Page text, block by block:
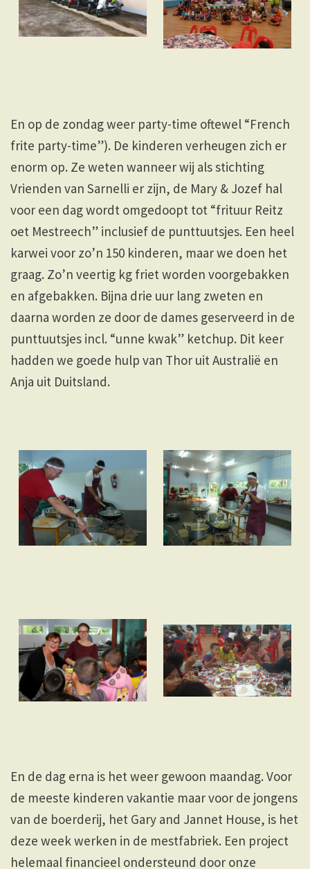
En op de zondag weer party-time oftewel “French
frite party-time”). De kinderen verheugen zich er
enorm op. Ze weten wanneer wij als stichting
Vrienden van Sarnelli er zijn, de Mary & Jozef hal
voor een dag wordt omgedoopt tot “frituur Reitz
oet Mestreech” inclusief de punttuutsjes. Een heel
karwei voor zo’n 150 kinderen, maar we doen het
graag. Zo’n veertig kg friet worden voorgebakken
en afgebakken. Bijna drie uur lang zweten en
daarna worden ze door de dames geserveerd in de
punttuutsjes incl. “unne kwak” ketchup. Dit keer
hadden we goede hulp van Thor uit Australië en
Anja uit Duitsland.
En de dag erna is het weer gewoon maandag. Voor
de meeste kinderen vakantie maar voor de jongens
van de boerderij, het Gary and Jannet House, is het
deze week werken in de mestfabriek. Een project
helemaal financieel ondersteund door onze